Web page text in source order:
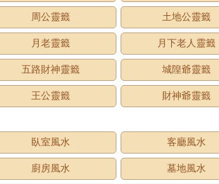
周公靈籤 土地公靈籤
月老靈籤 月下老人靈籤
五路財神靈籤 城隍爺靈籤
王公靈籤 財神爺靈籤
臥室風水 客廳風水
廚房風水 墓地風水